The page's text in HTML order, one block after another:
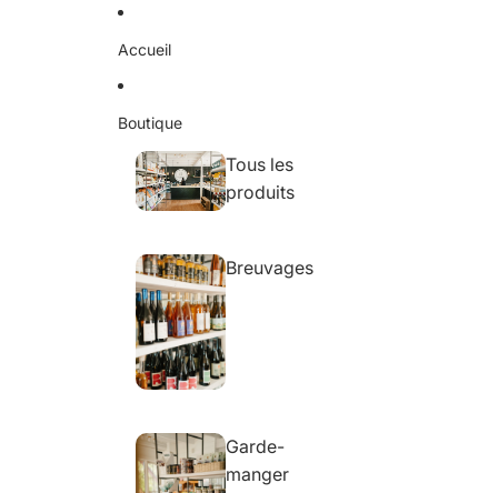
Accueil
Boutique
Tous les
produits
Breuvages
Garde-
manger